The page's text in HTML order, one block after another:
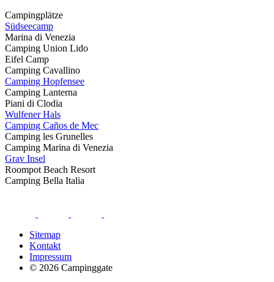
Campingplätze
Südseecamp
Marina di Venezia
Camping Union Lido
Eifel Camp
Camping Cavallino
Camping Hopfensee
Camping Lanterna
Piani di Clodia
Wulfener Hals
Camping Caños de Mec
Camping les Grunelles
Camping Marina di Venezia
Grav Insel
Roompot Beach Resort
Camping Bella Italia
Sitemap
Kontakt
Impressum
© 2026 Campinggate